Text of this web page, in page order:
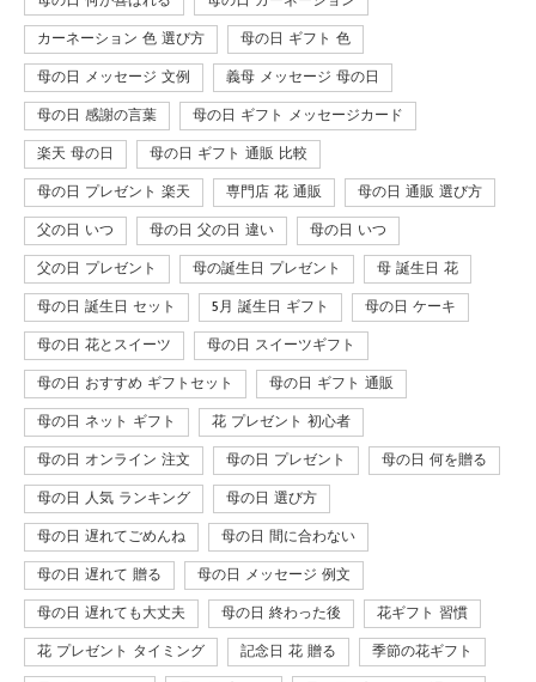
カーネーション 色 選び方 母の日 ギフト 色
母の日 メッセージ 文例 義母 メッセージ 母の日
母の日 感謝の言葉 母の日 ギフト メッセージカード
楽天 母の日 母の日 ギフト 通販 比較
母の日 プレゼント 楽天 専門店 花 通販 母の日 通販 選び方
父の日 いつ 母の日 父の日 違い 母の日 いつ
父の日 プレゼント 母の誕生日 プレゼント 母 誕生日 花
母の日 誕生日 セット 5月 誕生日 ギフト 母の日 ケーキ
母の日 花とスイーツ 母の日 スイーツギフト
母の日 おすすめ ギフトセット 母の日 ギフト 通販
母の日 ネット ギフト 花 プレゼント 初心者
母の日 オンライン 注文 母の日 プレゼント 母の日 何を贈る
母の日 人気 ランキング 母の日 選び方
母の日 遅れてごめんね 母の日 間に合わない
母の日 遅れて 贈る 母の日 メッセージ 例文
母の日 遅れても大丈夫 母の日 終わった後 花ギフト 習慣
花 プレゼント タイミング 記念日 花 贈る 季節の花ギフト